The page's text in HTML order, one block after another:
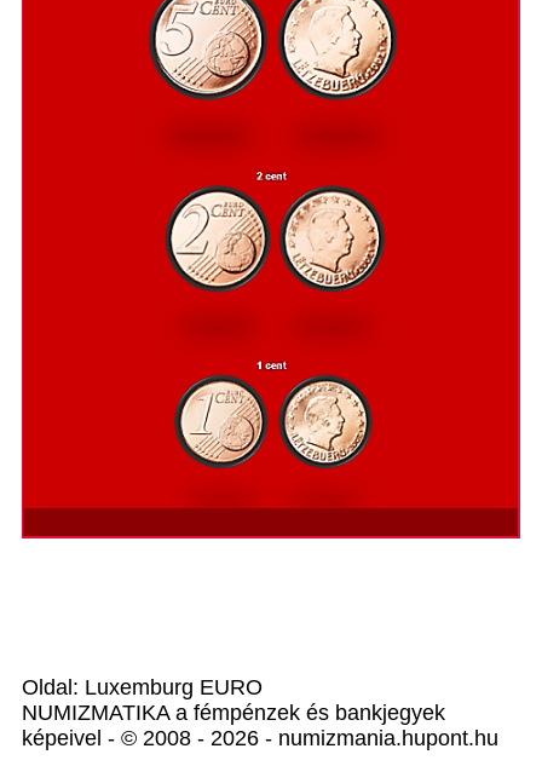
Oldal: Luxemburg EURO
NUMIZMATIKA a fémpénzek és bankjegyek
képeivel - © 2008 - 2026 - numizmania.hupont.hu